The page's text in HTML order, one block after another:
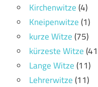
Kirchenwitze(4)
Kneipenwitze(1)
kurze Witze(75)
kürzeste Witze
Lange Witze(11)
Lehrerwitze(11)